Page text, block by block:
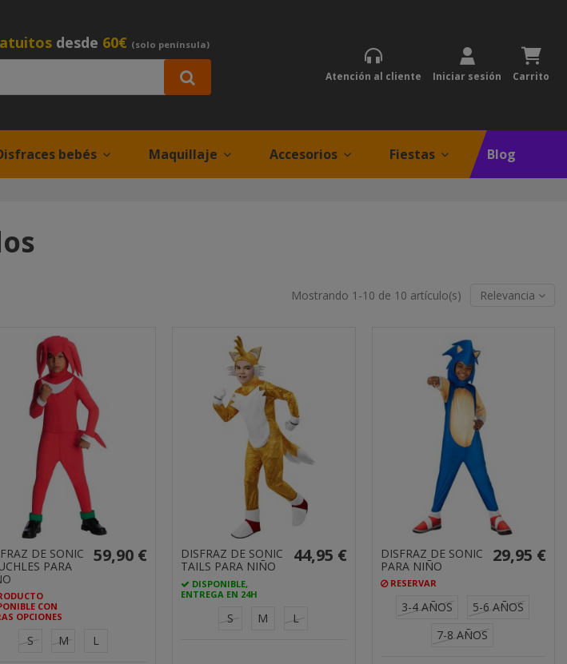
desde 60€ (solo península)
Atención al cliente Iniciar sesión Carrito
bebés Maquillaje Accesorios Fiestas Blog
Mostrando 1-10 de 10 artículo(s) Relevancia
DE SONIC
PARA
CON
OPCIONES
59,90 €
S M L
DISFRAZ DE SONIC
TAILS PARA NIÑO
DISPONIBLE,
ENTREGA EN 24H
44,95 €
S M L
DISFRAZ DE SONIC
PARA NIÑO
RESERVAR
29,95 €
3-4 AÑOS
5-6 AÑOS
7-8 AÑOS